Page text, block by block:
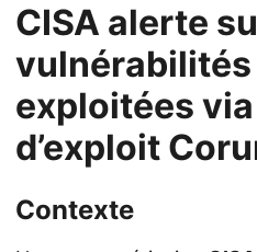
CISA alerte
vulnérabilités
exploitées
d’exploit
Contexte